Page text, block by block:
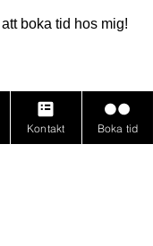
boka tid hos mig!
massage
Kontakt Boka tid